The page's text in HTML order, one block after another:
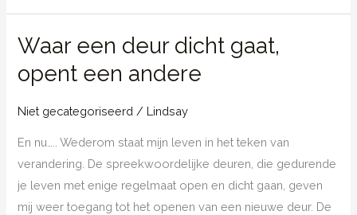
voelt
als
geboren
worden.
Waar een deur dicht gaat,
opent een andere
Niet gecategoriseerd / Lindsay
En nu….. Wederom staat mijn leven in het teken van
verandering. De spreekwoordelijke deuren, die gedurende
je leven met enige regelmaat open en dicht gaan, geven
mij weer toegang tot het openen van een nieuwe deur. De